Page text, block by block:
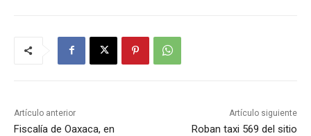
Artículo anterior
Fiscalía de Oaxaca, en
Artículo siguiente
Roban taxi 569 del sitio